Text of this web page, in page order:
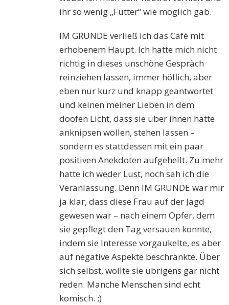
ihr so wenig „Futter“ wie möglich gab.
IM GRUNDE verließ ich das Café mit
erhobenem Haupt. Ich hatte mich nicht
richtig in dieses unschöne Gespräch
reinziehen lassen, immer höflich, aber
eben nur kurz und knapp geantwortet
und keinen meiner Lieben in dem
doofen Licht, dass sie über ihnen hatte
anknipsen wollen, stehen lassen –
sondern es stattdessen mit ein paar
positiven Anekdoten aufgehellt. Zu mehr
hatte ich weder Lust, noch sah ich die
Veranlassung. Denn IM GRUNDE war mir
ja klar, dass diese Frau auf der Jagd
gewesen war – nach einem Opfer, dem
sie gepflegt den Tag versauen konnte,
indem sie Interesse vorgaukelte, es aber
auf negative Aspekte beschränkte. Über
sich selbst, wollte sie übrigens gar nicht
reden. Manche Menschen sind echt
komisch. ;)